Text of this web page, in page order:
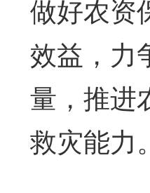
做好农资
效益，力
量，推进
救灾能力。